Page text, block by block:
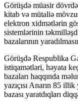
Görüşdə müasir
kitab və mütaliə
elektron xidmətlərin
sistemlərinin
bazalarının
Görüşdə Respublika
istiqamətləri, həyata
bazaları haqqında
yazıçısı Anarın 85
bazası yaratdıqları